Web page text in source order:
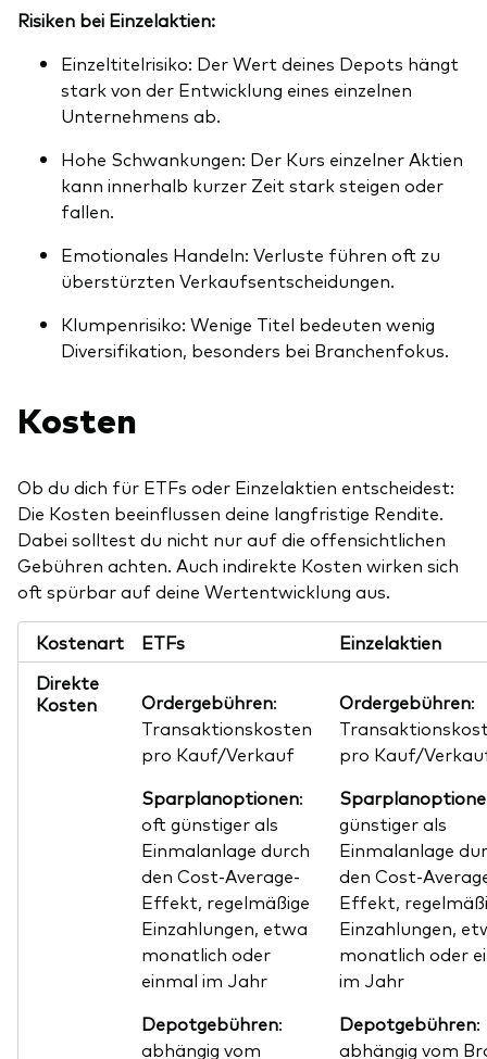
Risiken bei Einzelaktien:
Einzeltitelrisiko: Der Wert deines Depots hängt
stark von der Entwicklung eines einzelnen
Unternehmens ab.
Hohe Schwankungen: Der Kurs einzelner Aktien
kann innerhalb kurzer Zeit stark steigen oder
fallen.
Emotionales Handeln: Verluste führen oft zu
überstürzten Verkaufsentscheidungen.
Klumpenrisiko: Wenige Titel bedeuten wenig
Diversifikation, besonders bei Branchenfokus.
Kosten
Ob du dich für ETFs oder Einzelaktien entscheidest:
Die Kosten beeinflussen deine langfristige Rendite.
Dabei solltest du nicht nur auf die offensichtlichen
Gebühren achten. Auch indirekte Kosten wirken sich
oft spürbar auf deine Wertentwicklung aus.
Kostenart ETFs
Einzelaktien
Direkte
Kosten
Ordergebühren:
Transaktionskosten
pro Kauf/Verkauf
Sparplanoptionen:
oft günstiger als
Einmalanlage durch
den Cost-Average-
Effekt, regelmäßige
Einzahlungen, etwa
monatlich oder
einmal im Jahr
Depotgebühren:
abhängig vom
Ordergebühren:
pro Kauf/
günstiger als
Einmalanlage
den Cost-
Effekt,
Einzahlungen,
monatlich oder
im Jahr
Depotgebühren:
abhängig vom